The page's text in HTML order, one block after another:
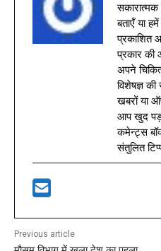
बताएँ या
प्रकाशित
प्रकार की
अपने
विशेषज्ञ
खबरों या
आप खुद
कमेन्ट्स
संतुलित
Previous article